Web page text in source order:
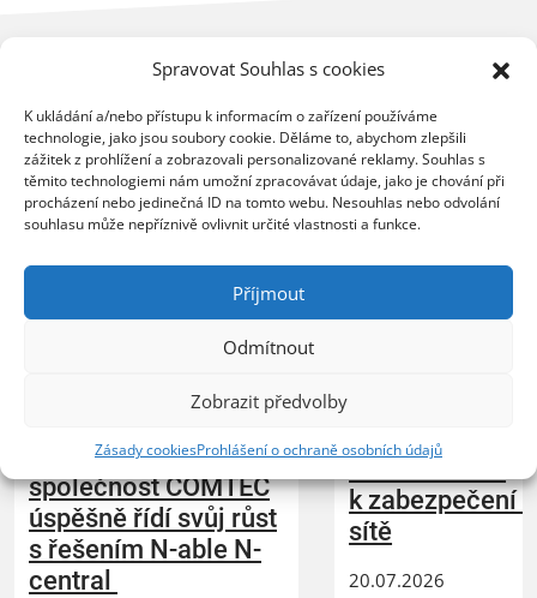
Spravovat Souhlas s cookies
K ukládání a/nebo přístupu k informacím o zařízení používáme
technologie, jako jsou soubory cookie. Děláme to, abychom zlepšili
zážitek z prohlížení a zobrazovali personalizované reklamy. Souhlas s
těmito technologiemi nám umožní zpracovávat údaje, jako je chování při
procházení nebo jedinečná ID na tomto webu. Nesouhlas nebo odvolání
souhlasu může nepříznivě ovlivnit určité vlastnosti a funkce.
Příjmout
Odmítnout
Zobrazit předvolby
Zásady cookiesProhlášení o ochraně osobních údajů
Mohlo by vás dále zajímat
ZEBRA SYSTEMS:
společnost COMTEC
úspěšně řídí svůj růst
s řešením N-able N-
central
XERTEC
Kerio Control
k zabezpečení
sítě
20.07.2026